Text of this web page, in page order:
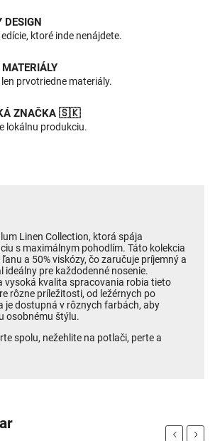
DESIGN
ktoré inde nenájdete.
prvotriedne materiály.
ZNAČKA 🇸🇰
lokálnu produkciu.
Linen Collection, ktorá spája
s maximálnym pohodlím. Táto kolekcia
ľanu a 50% viskózy, čo zaručuje príjemný a
ideálny pre každodenné nosenie.
vysoká kvalita spracovania robia tieto
rôzne príležitosti, od ležérnych po
je dostupná v rôznych farbách, aby
osobnému štýlu.
spolu, nežehlite na potlači, perte a
PreviousNext